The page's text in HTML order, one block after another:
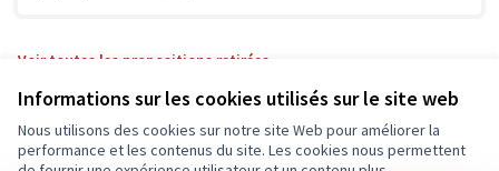
Informations sur les cookies utilisés sur le site web
Nous utilisons des cookies sur notre site Web pour améliorer la
performance et les contenus du site. Les cookies nous permettent
Voir toutes les propositions retirées
Conditions d'utilisation
Paramètres des cookies